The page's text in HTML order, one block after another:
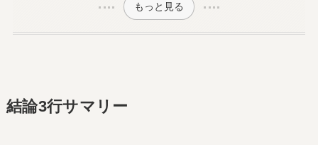
もっと見る
結論3行サマリー